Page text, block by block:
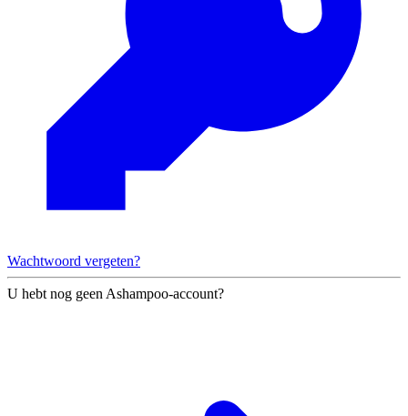
Wachtwoord vergeten?
U hebt nog geen Ashampoo-account?